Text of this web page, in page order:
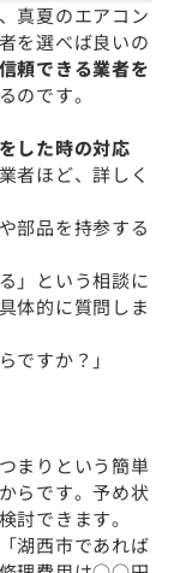
真夏のエアコン
を選べば良いの
頼できる業者を
のです。
した時の対応
者ほど、詳しく
部品を持参する
」という相談に
体的に質問しま
ですか？」
まりという簡単
らです。予め状
討できます。
「湖西市であれば